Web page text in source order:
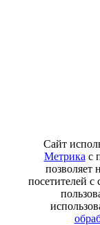
Сайт
Метрика с
позволяет
посетителей